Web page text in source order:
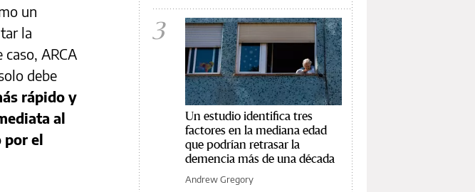
un
la
ARCA
debe
rápido y
al
por el
3
Un estudio identifica tres
factores en la mediana edad
que podrían retrasar la
demencia más de una década
Andrew Gregory